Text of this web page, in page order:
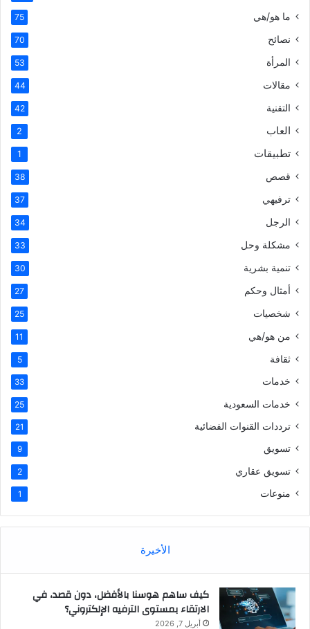
ما هو/هي 75
نصائح 70
المرأة 53
مقالات 44
التقنية 42
العاب 2
تطبيقات 1
قصص 38
ترفيهي 37
الرجل 34
مشكلة وحل 33
تنمية بشرية 30
أمثال وحكم 27
شخصيات 25
من هو/هي 11
ثقافة 5
خدمات 33
خدمات السعودية 25
ترددات القنوات الفضائية 21
تسويق 9
تسويق عقاري 2
منوعات 1
الأخيرة
كيف ساهم هوسنا بالأفضل، دون قصد، في
الارتقاء بمستوى الترفيه الإلكتروني؟
أبريل 7, 2026